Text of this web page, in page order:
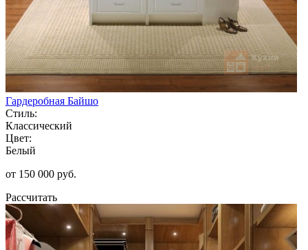
Гардеробная Байшо
Стиль:
Классический
Цвет:
Белый
от 150 000 руб.
Рассчитать